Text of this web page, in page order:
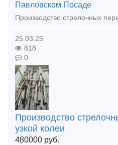
Павловском Посаде
25.03.25
818
0
Производство
узкой колеи
480000 руб.